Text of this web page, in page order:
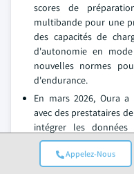
Appelez-Nous
scores de
multibande pour une
des capacités de
d'autonomie en
nouvelles normes
d'endurance.
En mars 2026, Oura
avec des prestataires
intégrer les
parcours de soins
chroniques. Cette
d'accéder à des